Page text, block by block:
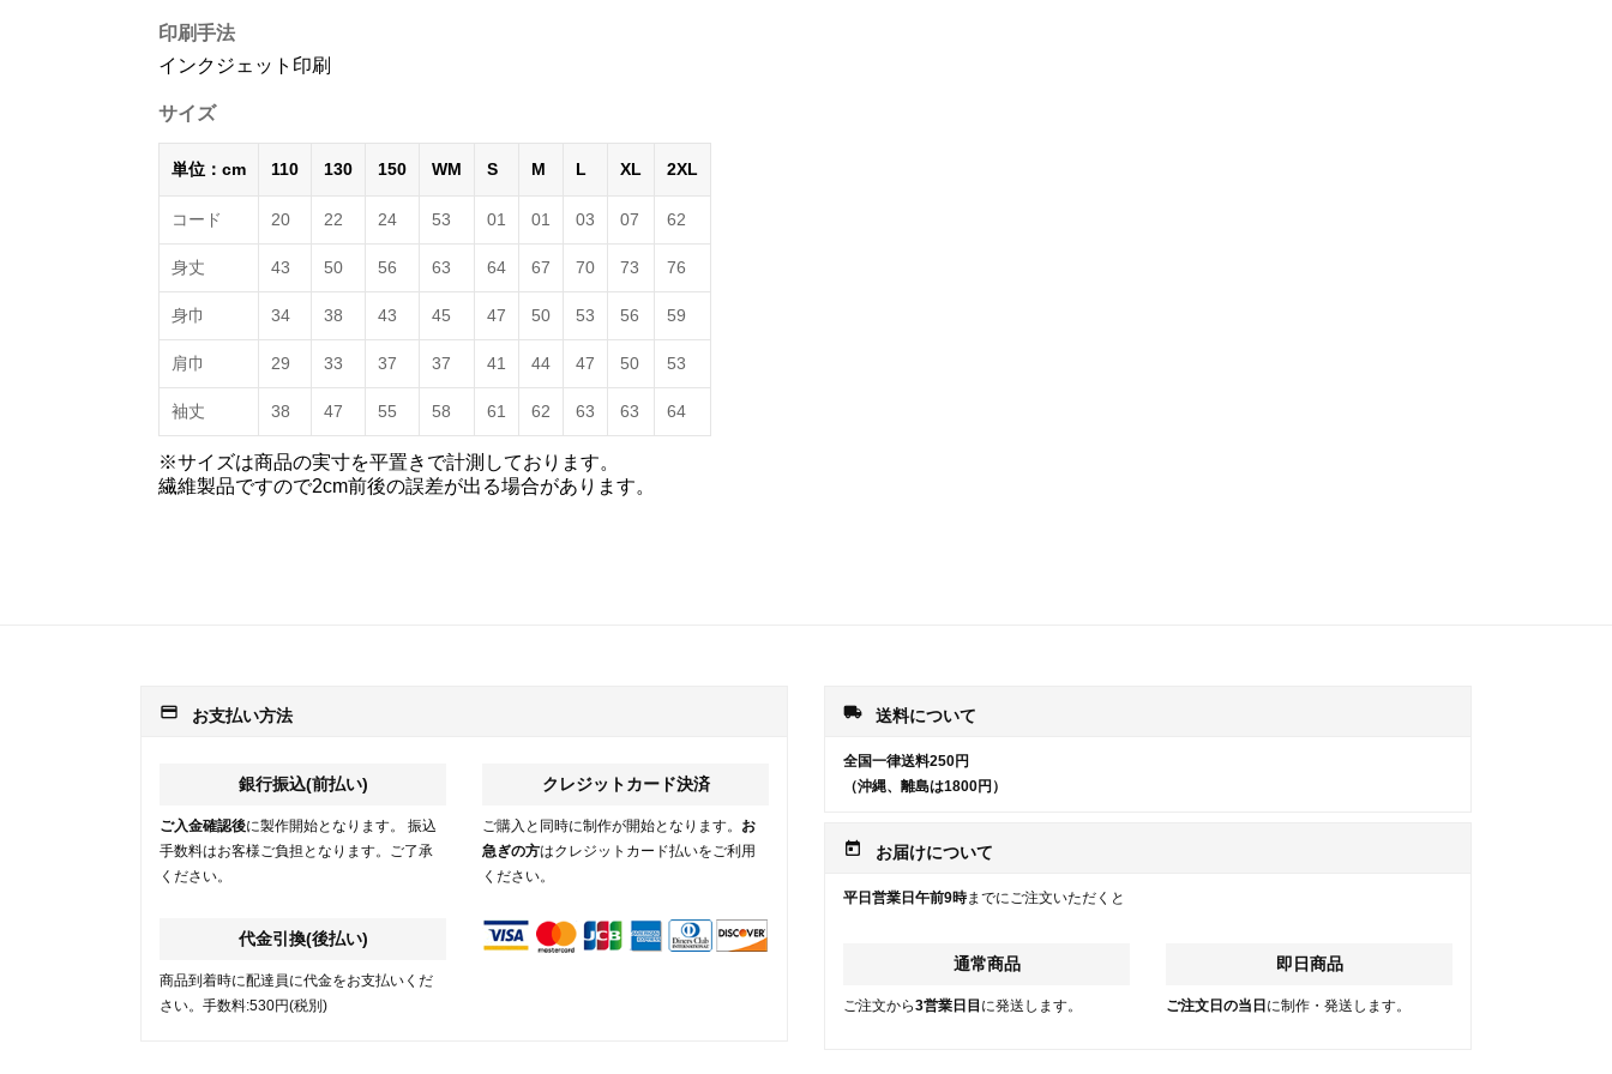
印刷手法
インクジェット印刷
サイズ
単位：cm 110 130 150 WM S M L XL 2XL
コード 20 22 24 53 01 01 03 07 62
身丈 43 50 56 63 64 67 70 73 76
身巾 34 38 43 45 47 50 53 56 59
肩巾 29 33 37 37 41 44 47 50 53
袖丈 38 47 55 58 61 62 63 63 64
※サイズは商品の実寸を平置きで計測しております。
繊維製品ですので2cm前後の誤差が出る場合があります。
payment お支払い方法
銀行振込(前払い)
ご入金確認後に製作開始となります。 振込
手数料はお客様ご負担となります。ご了承
ください。
代金引換(後払い)
商品到着時に配達員に代金をお支払いくだ
さい。手数料:530円(税別)
クレジットカード決済
ご購入と同時に制作が開始となります。 お
急ぎの方はクレジットカード払いをご利用
ください。
local_shipping 送料について
全国一律送料250円
（沖縄、離島は1800円）
today お届けについて
平日営業日午前9時までにご注文いただくと
通常商品
ご注文から3営業日目 に発送します。
即日商品
ご注文日の当日 に制作・発送します。